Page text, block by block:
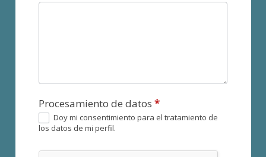
Procesamiento de datos*
Doy mi consentimiento para el tratamiento de
los datos de mi perfil.